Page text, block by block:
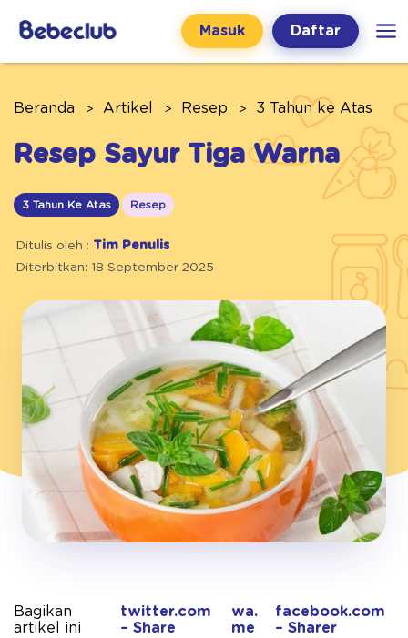
Masuk Daftar
Beranda Artikel Resep 3 Tahun ke Atas
Resep Sayur Tiga Warna
3 Tahun Ke Atas Resep
Ditulis oleh : Tim Penulis
Diterbitkan: 18 September 2025
Bagikan
artikel ini
twitter.com
– Share
wa.
me
facebook.com
– Sharer